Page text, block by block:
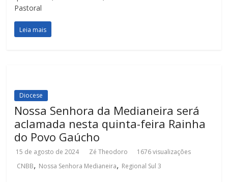
Pastoral
Leia mais
Diocese
Nossa Senhora da Medianeira será
aclamada nesta quinta-feira Rainha
do Povo Gaúcho
15 de agosto de 2024 Zé Theodoro
1676 visualizações
CNBB, Nossa Senhora Medianeira, Regional Sul 3